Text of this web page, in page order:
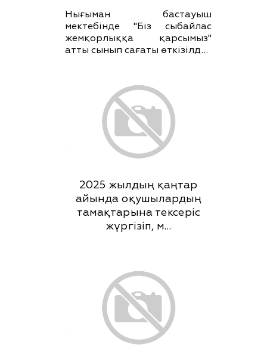
Нығыман бастауыш
мектебінде "Біз сыбайлас
жемқорлыққа қарсымыз"
атты сынып сағаты өткізілд…
2025 жылдың қаңтар
айында оқушылардың
тамақтарына тексеріс
жүргізіп, м…